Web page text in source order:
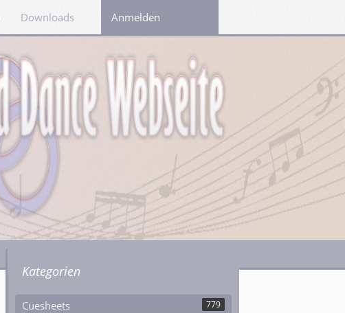
Downloads LinksAnmelden
Kategorien
Cuesheets 779